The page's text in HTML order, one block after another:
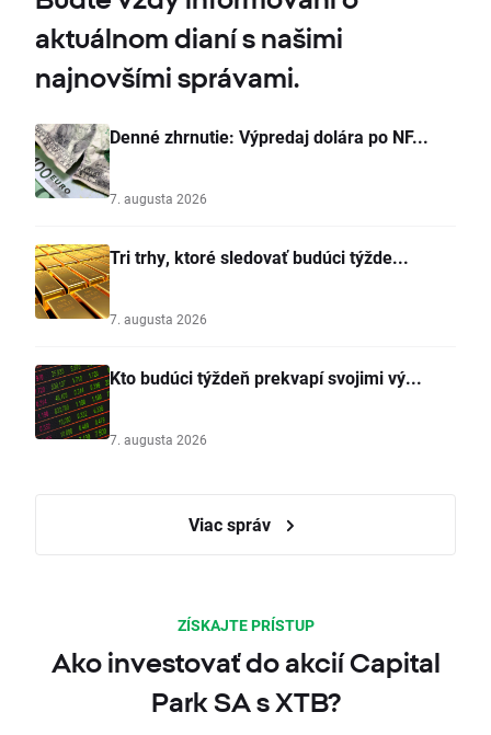
aktuálnom dianí s našimi
najnovšími správami.
Denné zhrnutie: Výpredaj dolára po NF...
7. augusta 2026
Tri trhy, ktoré sledovať budúci týžde...
7. augusta 2026
Kto budúci týždeň prekvapí svojimi vý...
7. augusta 2026
Viac správ
ZÍSKAJTE PRÍSTUP
Ako investovať do akcií Capital
Park SA s XTB?